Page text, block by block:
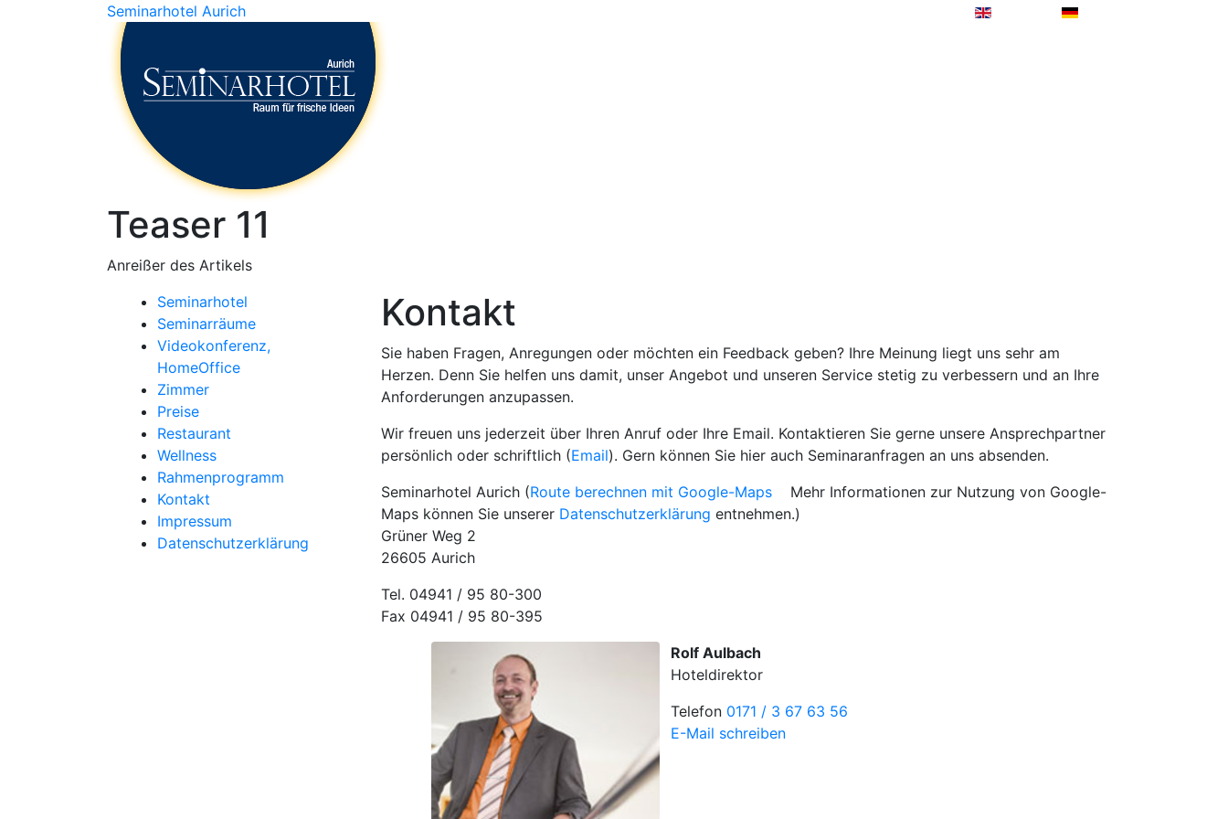
Seminarhotel Aurich
Teaser 11
Anreißer des Artikels
Seminarhotel
Seminarräume
Videokonferenz,
HomeOffice
Zimmer
Preise
Restaurant
Wellness
Rahmenprogramm
Kontakt
Impressum
Datenschutzerklärung
Kontakt
Sie haben Fragen, Anregungen oder möchten ein Feedback geben? Ihre Meinung liegt uns sehr am
Herzen. Denn Sie helfen uns damit, unser Angebot und unseren Service stetig zu verbessern und an Ihre
Anforderungen anzupassen.
Wir freuen uns jederzeit über Ihren Anruf oder Ihre Email. Kontaktieren Sie gerne unsere Ansprechpartner
persönlich oder schriftlich (Email). Gern können Sie hier auch Seminaranfragen an uns absenden.
Seminarhotel Aurich (Route berechnen mit Google-Maps Mehr Informationen zur Nutzung von Google-
Maps können Sie unserer Datenschutzerklärung entnehmen.)
Grüner Weg 2
26605 Aurich
Tel. 04941 / 95 80-300
Fax 04941 / 95 80-395
Rolf Aulbach
Hoteldirektor
Telefon 0171 / 3 67 63 56
E-Mail schreiben